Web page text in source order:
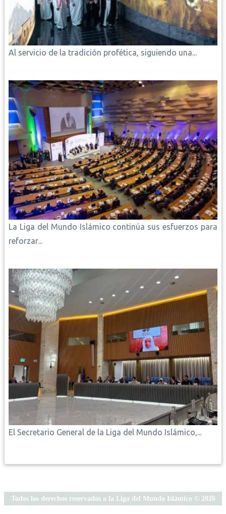
Al servicio de la tradición profética, siguiendo una...
La Liga del Mundo Islámico continúa sus esfuerzos para
reforzar...
El Secretario General de la Liga del Mundo Islámico,...
Todos los derechos reservados a la Liga del Mundo Islámico © 2026